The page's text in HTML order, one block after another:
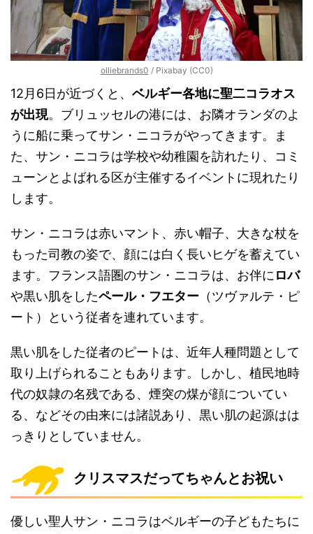
olliebrands0 / Pixabay (CC0)
12月6日が近づくと、 ベルギー各地に聖二コラオス
が出現。ブリュッセルの港には、お隣オランダのよ
うに船に乗ってサン・ニコラがやってきます。ま
た、サン・ニコラは学校や幼稚園を訪れたり、コミ
ューンとよばれる区が主催するイベントに現れたり
します。
サン・ニコラは赤いマント、赤い帽子、大きな杖を
もった司教の姿で、顔には白く長いヒゲを蓄えてい
ます。フランス語圏のサン・ニコラは、お伴にロバ
や黒い肌をしたペール・フエター （ツヴァルテ・ピ
ート）という従者を連れています。
黒い肌をした従者のピートは、近年人種問題として
取り上げられることもあります。しかし、植民地時
代の奴隷の名残である、煙突の煤が顔についてい
る、などその由来には諸説あり、黒い肌の起源はは
っきりとしていません。
クリスマスだってちゃんとお祝い
優しい聖人サン・ニコラはベルギーの子どもたちに